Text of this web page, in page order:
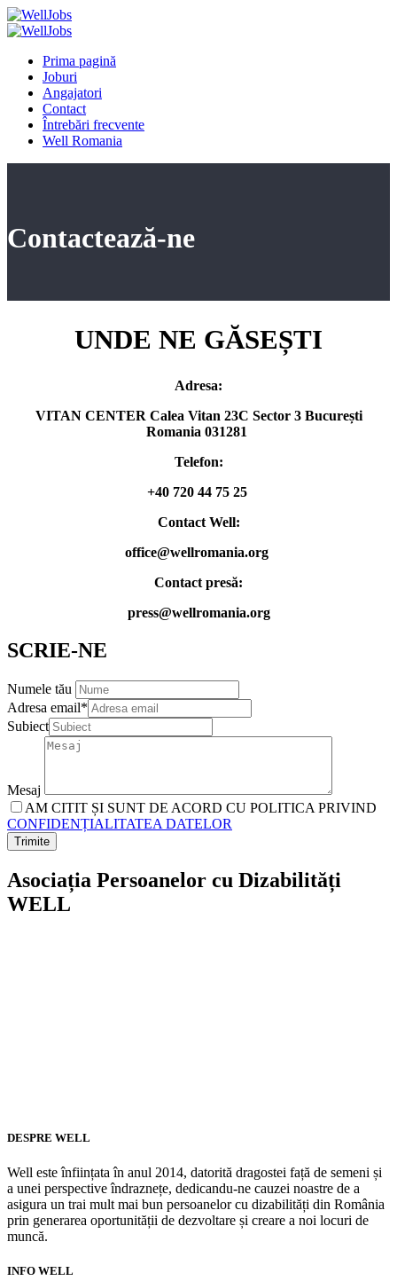
Prima pagină
Joburi
Angajatori
Contact
Întrebări frecvente
Well Romania
Contactează-ne
UNDE NE GĂSEȘTI
Adresa:
VITAN CENTER Calea Vitan 23C Sector 3 București
Romania 031281
Telefon:
+40 720 44 75 25
Contact Well:
office@wellromania.org
Contact presă:
press@wellromania.org
SCRIE-NE
Numele tău
Adresa email*
Subiect
Mesaj
AM CITIT ȘI SUNT DE ACORD CU POLITICA PRIVIND
CONFIDENȚIALITATEA DATELOR
Asociația Persoanelor cu Dizabilități
WELL
DESPRE WELL
Well este înființata în anul 2014, datorită dragostei față de semeni și
a unei perspective îndraznețe, dedicandu-ne cauzei noastre de a
asigura un trai mult mai bun persoanelor cu dizabilități din România
prin generarea oportunității de dezvoltare și creare a noi locuri de
muncă.
INFO WELL